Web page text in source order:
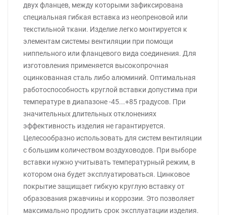
двух фланцев, между которыми зафиксирована
специальная гибкая вставка из неопреновой или
текстильной ткани. Изделие легко монтируется к
элементам системы вентиляции при помощи
ниппельного или фланцевого вида соединения. Для
изготовления применяется высокопрочная
оцинкованная сталь либо алюминий. Оптимальная
работоспособность круглой вставки допустима при
температуре в диапазоне -45...+85 градусов. При
значительных длительных отклонениях
эффективность изделия не гарантируется.
Целесообразно использовать для систем вентиляции
с большим количеством воздуховодов. При выборе
вставки нужно учитывать температурный режим, в
котором она будет эксплуатироваться. Цинковое
покрытие защищает гибкую круглую вставку от
образования ржавчины и коррозии. Это позволяет
максимально продлить срок эксплуатации изделия.